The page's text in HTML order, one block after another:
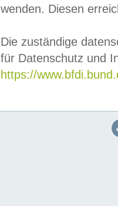
wenden. Diesen
Die zuständige
für Datenschutz und
https://